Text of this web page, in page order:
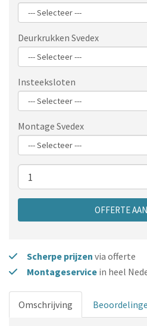
Deurkrukken Svedex
Insteeksloten
Montage Svedex
Aantal
OFFERTE
Scherpe prijzen via offerte
Montageservice in heel
Omschrijving